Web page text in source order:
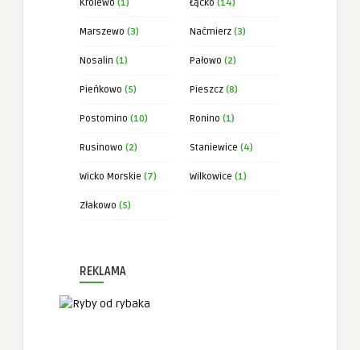
Królewo (1) Łącko (14)
Marszewo (3) Naćmierz (3)
Nosalin (1) Pałowo (2)
Pieńkowo (5) Pieszcz (8)
Postomino (10) Ronino (1)
Rusinowo (2) Staniewice (4)
Wicko Morskie (7) Wilkowice (1)
Złakowo (5)
REKLAMA